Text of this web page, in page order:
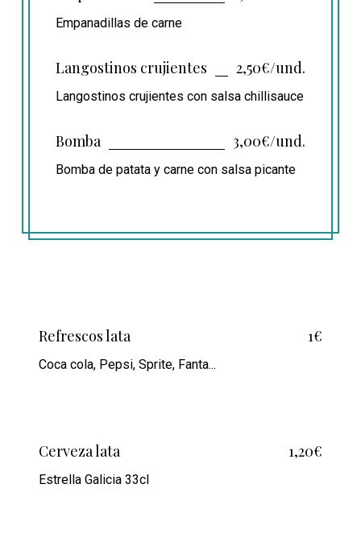
Empanadillas de carne
Langostinos crujientes 2,50€/und.
Langostinos crujientes con salsa chillisauce
Bomba 3,00€/und.
Bomba de patata y carne con salsa picante
Refrescos lata 1€
Coca cola, Pepsi, Sprite, Fanta...
Cerveza lata 1,20€
Estrella Galicia 33cl